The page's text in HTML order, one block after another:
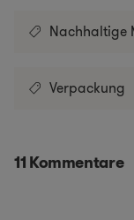
Nachhaltige
Verpackung
11 Kommentare